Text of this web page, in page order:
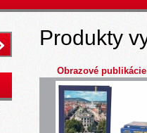
Produkty
Obrazové publikácie